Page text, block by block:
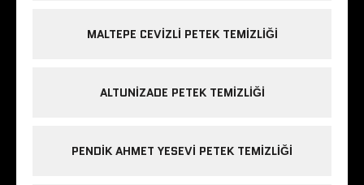
MALTEPE CEVIZLI PETEK TEMIZLIĞI
ALTUNIZADE PETEK TEMIZLIĞI
PENDIK AHMET YESEVI PETEK TEMIZLIĞI